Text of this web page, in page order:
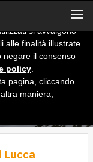
Lucca
x
si avvalgono
alle finalità illustrate
negare il consenso
policy
pagina, cliccando
maniera,